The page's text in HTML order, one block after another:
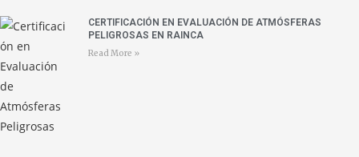
CERTIFICACIÓN EN EVALUACIÓN DE ATMÓSFERAS
PELIGROSAS EN RAINCA
Read More »